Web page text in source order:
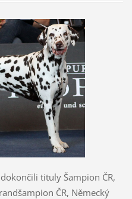
tituly Šampion ČR,
ČR, Německý